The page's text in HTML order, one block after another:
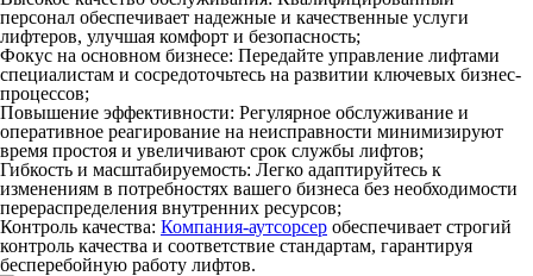
персонал обеспечивает надежные и качественные услуги
лифтеров, улучшая комфорт и безопасность;
Фокус на основном бизнесе: Передайте управление лифтами
специалистам и сосредоточьтесь на развитии ключевых бизнес-
процессов;
Повышение эффективности: Регулярное обслуживание и
оперативное реагирование на неисправности минимизируют
время простоя и увеличивают срок службы лифтов;
Гибкость и масштабируемость: Легко адаптируйтесь к
изменениям в потребностях вашего бизнеса без необходимости
перераспределения внутренних ресурсов;
Контроль качества: Компания-аутсорсер обеспечивает строгий
контроль качества и соответствие стандартам, гарантируя
бесперебойную работу лифтов.